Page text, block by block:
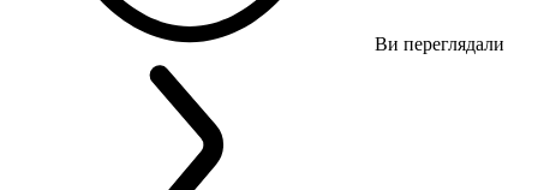
Ви переглядали